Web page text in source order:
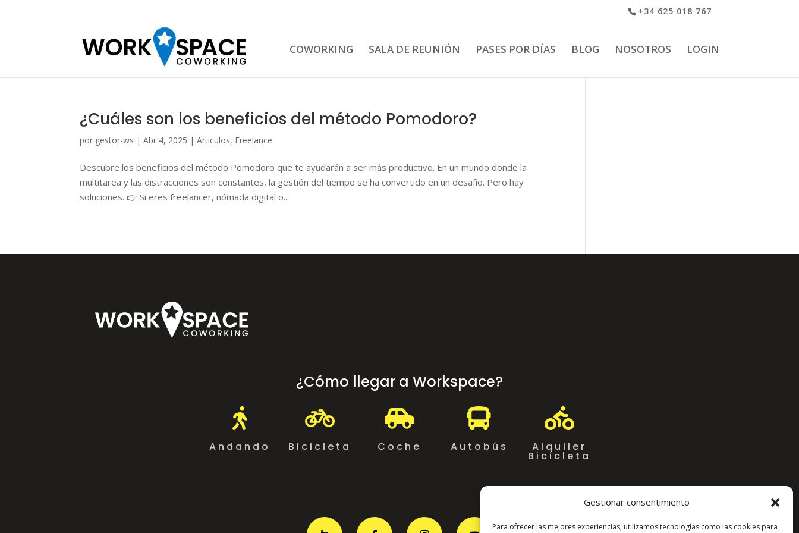
Gestionar consentimiento
Para ofrecer las mejores experiencias, utilizamos tecnologías como las cookies para
+34 625 018 767
COWORKING SALA DE REUNIÓN PASES POR DÍAS BLOG NOSOTROS LOGIN
¿Cuáles son los beneficios del método Pomodoro?
por gestor-ws |Abr 4, 2025 |Articulos, Freelance
Descubre los beneficios del método Pomodoro que te ayudarán a ser más productivo. En un mundo donde la
multitarea y las distracciones son constantes, la gestión del tiempo se ha convertido en un desafío. Pero hay
soluciones. 👉 Si eres freelancer, nómada digital o...
¿Cómo llegar a Workspace?

Andando

Bicicleta

Coche

Autobús

Alquiler
Bicicleta